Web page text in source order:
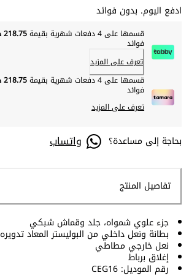
ادفع اليوم. بدون فوائد
قسمها على 4 دفعات شهرية بقيمة 218.75 د.إ
فوائد
تعرف على المزيد
قسمها على 4 دفعات شهرية بقيمة
218.75 د.إ
فوائد
تعرف على المزيد
بحاجة إلى مساعدة؟ واتساب
تفاصيل المنتج
جزء علوي شمواه، جلد وقماش شبكي
بطانة ونعل داخلي من البوليستر المعاد تدويره
نعل خارجي مطاطي
إغلاق برباط
رقم الموديل: CEG16